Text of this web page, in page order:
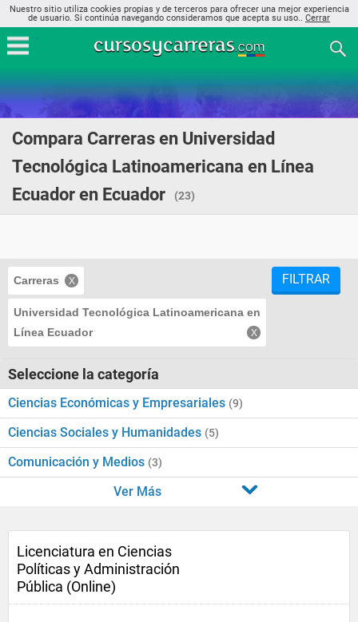
Nuestro sitio utiliza cookies propias y de terceros para ofrecer una mejor experiencia
de usuario. Si continúa navegando consideramos que acepta su uso.. Cerrar
Compara Carreras en Universidad
Tecnológica Latinoamericana en Línea
Ecuador en Ecuador
(23)
Carreras
Universidad Tecnológica Latinoamericana en
Línea Ecuador
FILTRAR
Seleccione la categoría
Ciencias Económicas y Empresariales (9)
Ciencias Sociales y Humanidades (5)
Comunicación y Medios (3)
Ver Más
Licenciatura en Ciencias
Políticas y Administración
Pública (Online)